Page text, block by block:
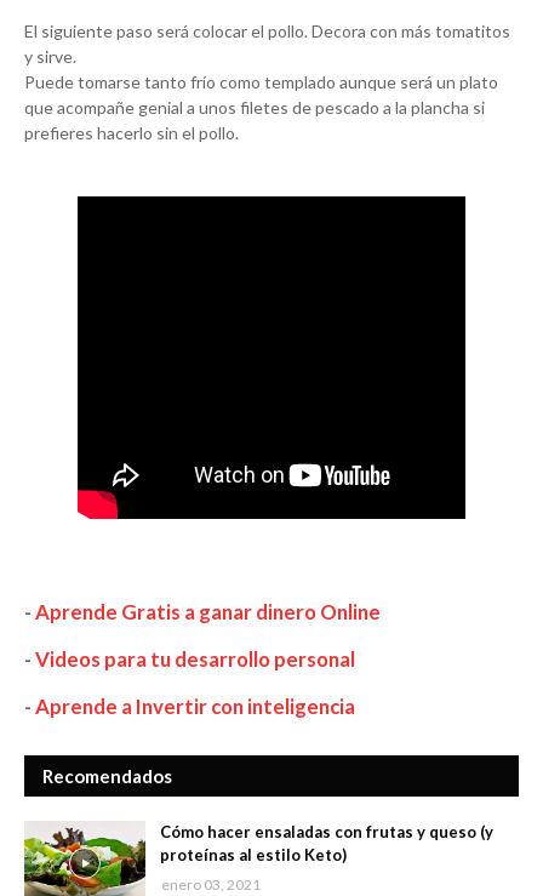
El siguiente paso será colocar el pollo. Decora con más tomatitos
y sirve.
Puede tomarse tanto frío como templado aunque será un plato
que acompañe genial a unos filetes de pescado a la plancha si
prefieres hacerlo sin el pollo.
-Aprende Gratis a ganar dinero Online
-Videos para tu desarrollo personal
-Aprende a Invertir con inteligencia
Recomendados
Cómo hacer ensaladas con frutas y queso (y
proteínas al estilo Keto)
enero 03, 2021